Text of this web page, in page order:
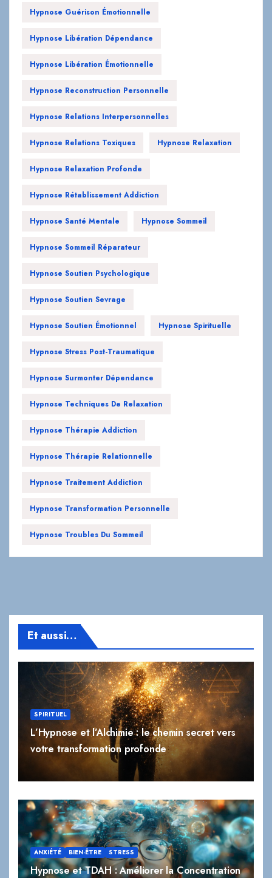
Hypnose Guérison Émotionnelle
Hypnose Libération Dépendance
Hypnose Libération Émotionnelle
Hypnose Reconstruction Personnelle
Hypnose Relations Interpersonnelles
Hypnose Relations Toxiques Hypnose Relaxation
Hypnose Relaxation Profonde
Hypnose Rétablissement Addiction
Hypnose Santé Mentale Hypnose Sommeil
Hypnose Sommeil Réparateur
Hypnose Soutien Psychologique
Hypnose Soutien Sevrage
Hypnose Soutien Émotionnel Hypnose Spirituelle
Hypnose Stress Post-Traumatique
Hypnose Surmonter Dépendance
Hypnose Techniques De Relaxation
Hypnose Thérapie Addiction
Hypnose Thérapie Relationnelle
Hypnose Traitement Addiction
Hypnose Transformation Personnelle
Hypnose Troubles Du Sommeil
Et aussi…
SPIRITUEL
L’Hypnose et l’Alchimie : le chemin secret vers
votre transformation profonde
ANXIÉTÉ BIEN-ÊTRE STRESS
Hypnose et TDAH : Améliorer la Concentration